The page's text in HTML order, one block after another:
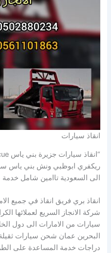
انقاذ سيارات
ريكفري ابوظبي ونش بني ياس
الى السعودية تاامين شامل خدمة
انقاذ بري فريق انقاذ في جميع
شركة الانجاز السريع لعملائها
سيارات من الامارات الى دول
البحرين عمان شحن سيارات
دراجات خدمة المساعدة على